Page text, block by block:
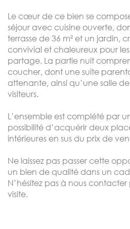
Le cœur de ce bien se
séjour avec cuisine ouverte,
terrasse de 36 m² et un jardin,
convivial et chaleureux pour
partage. La partie nuit
coucher, dont une suite
attenante, ainsi qu’une salle
visiteurs.
L’ensemble est complété par
possibilité d’acquérir deux
intérieures en sus du prix de
Ne laissez pas passer cette
un bien de qualité dans un
N’hésitez pas à nous
visite.